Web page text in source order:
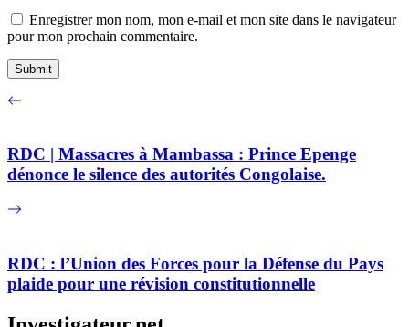
Enregistrer mon nom, mon e-mail et mon site dans le navigateur
pour mon prochain commentaire.
RDC | Massacres à Mambassa : Prince Epenge
dénonce le silence des autorités Congolaise.
RDC : l’Union des Forces pour la Défense du Pays
plaide pour une révision constitutionnelle